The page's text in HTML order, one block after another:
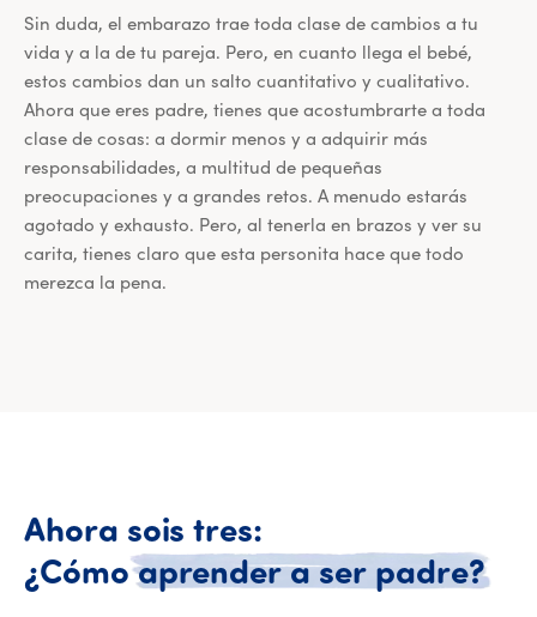
Sin duda, el embarazo trae toda clase de cambios a tu
vida y a la de tu pareja. Pero, en cuanto llega el bebé,
estos cambios dan un salto cuantitativo y cualitativo.
Ahora que eres padre, tienes que acostumbrarte a toda
clase de cosas: a dormir menos y a adquirir más
responsabilidades, a multitud de pequeñas
preocupaciones y a grandes retos. A menudo estarás
agotado y exhausto. Pero, al tenerla en brazos y ver su
carita, tienes claro que esta personita hace que todo
merezca la pena.
Ahora sois tres:
¿Cómo aprender a ser padre?